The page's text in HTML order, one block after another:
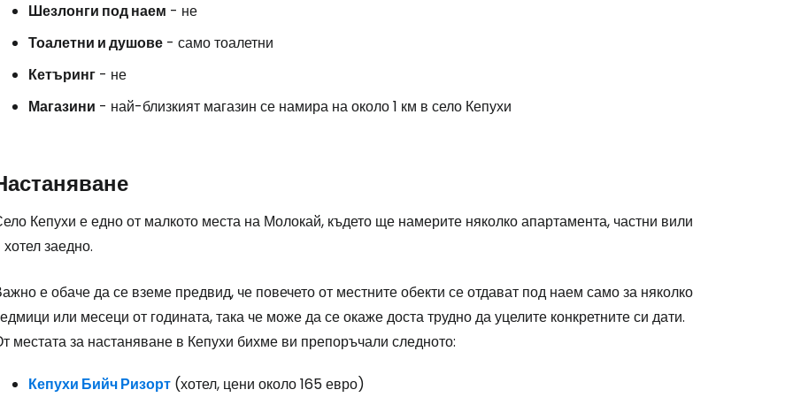
Шезлонги под наем - не
Тоалетни и душове - само тоалетни
Кетъринг - не
Магазини - най-близкият магазин се намира на около 1 км в село Кепухи
Кепухи е едно от малкото места на Молокай, където ще намерите няколко апартамента, частни вили
хотел заедно.
е обаче да се вземе предвид, че повечето от местните обекти се отдават под наем само за няколко
или месеци от годината, така че може да се окаже доста трудно да уцелите конкретните си дати.
местата за настаняване в Кепухи бихме ви препоръчали следното:
Кепухи Бийч Ризорт (хотел, цени около 165 евро)
Влезте в Cestee
Продължете с Facebook
Продължете с имейл